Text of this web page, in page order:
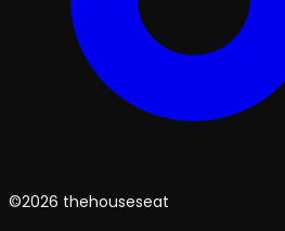
©2026 thehouseseat